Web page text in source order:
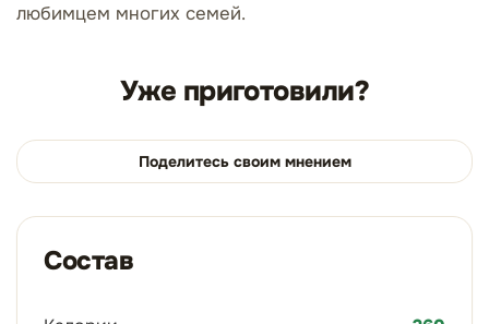
любимцем многих семей.
Уже приготовили?
Поделитесь своим мнением
Состав